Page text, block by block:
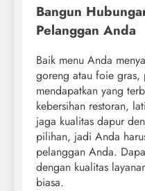
Bangun
Pelanggan Anda
Baik menu Anda
goreng atau foie gras,
mendapatkan yang
kebersihan restoran,
jaga kualitas dapur
pilihan, jadi Anda
pelanggan Anda.
dengan kualitas
biasa.